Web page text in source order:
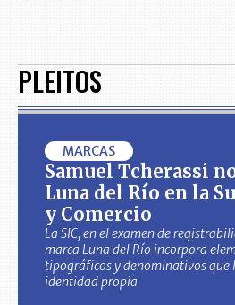
PLEITOS
MARCAS
Samuel Tcherassi
Luna del Río en la
y Comercio
La SIC, en el examen de
marca Luna del Río incorpora
tipográficos y denominativos que
identidad propia